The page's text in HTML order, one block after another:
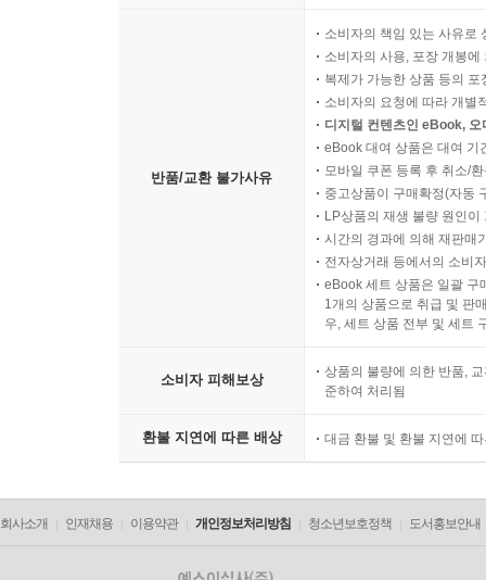
반품/교환 불가사유
소비자의 책임 있는 사유로
소비자의 사용, 포장 개봉
복제가 가능한 상품 등의
소비자의 요청에 따라 개별
디지털 컨텐츠인 eBook,
eBook 대여 상품은 대여 기
모바일 쿠폰 등록 후 취소/
중고상품이 구매확정(자동
LP상품의 재생 불량 원인
시간의 경과에 의해 재판매
전자상거래 등에서의 소비
eBook 세트 상품은 일괄 구
1개의 상품으로 취급 및 판
우, 세트 상품 전부 및 세트
소비자 피해보상
상품의 불량에 의한 반품,
준하여 처리됨
환불 지연에 따른 배상 대금 환불 및 환불 지연에
회사소개 인재채용 이용약관 개인정보처리방침 청소년보호정책 도서홍보안내